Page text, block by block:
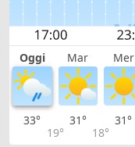
Oggi Mar Mer
33°
19°
31°
18°
31°